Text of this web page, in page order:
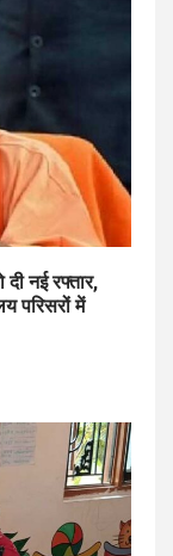
नई रफ्तार,
परिसरों में